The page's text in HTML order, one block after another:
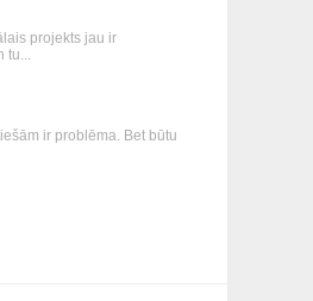
projekts jau ir
tu...
ir problēma. Bet būtu